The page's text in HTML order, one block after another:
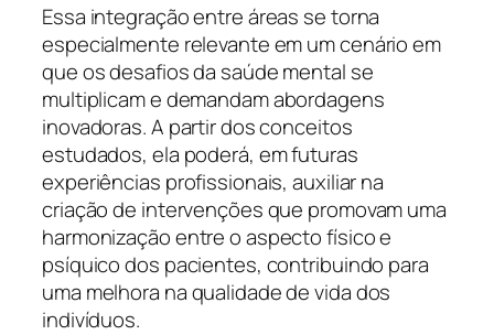
Essa integração entre áreas se torna
especialmente relevante em um cenário em
que os desafios da saúde mental se
multiplicam e demandam abordagens
inovadoras. A partir dos conceitos
estudados, ela poderá, em futuras
experiências profissionais, auxiliar na
criação de intervenções que promovam uma
harmonização entre o aspecto físico e
psíquico dos pacientes, contribuindo para
uma melhora na qualidade de vida dos
indivíduos.